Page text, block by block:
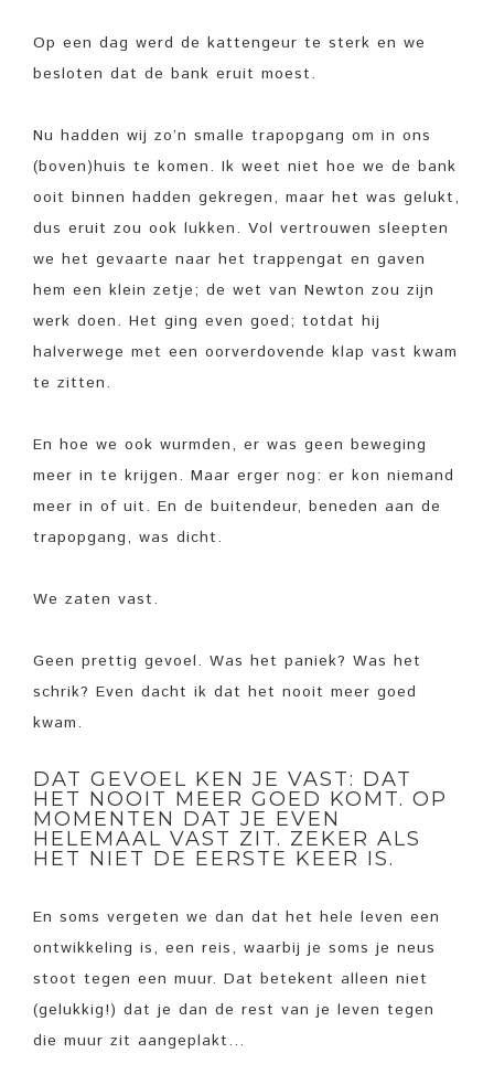
Op een dag werd de kattengeur te sterk en we
besloten dat de bank eruit moest.
Nu hadden wij zo’n smalle trapopgang om in ons
(boven)huis te komen. Ik weet niet hoe we de bank
ooit binnen hadden gekregen, maar het was gelukt,
dus eruit zou ook lukken. Vol vertrouwen sleepten
we het gevaarte naar het trappengat en gaven
hem een klein zetje; de wet van Newton zou zijn
werk doen. Het ging even goed; totdat hij
halverwege met een oorverdovende klap vast kwam
te zitten.
En hoe we ook wurmden, er was geen beweging
meer in te krijgen. Maar erger nog: er kon niemand
meer in of uit. En de buitendeur, beneden aan de
trapopgang, was dicht.
We zaten vast.
Geen prettig gevoel. Was het paniek? Was het
schrik? Even dacht ik dat het nooit meer goed
kwam.
DAT GEVOEL KEN JE VAST: DAT
HET NOOIT MEER GOED KOMT. OP
MOMENTEN DAT JE EVEN
HELEMAAL VAST ZIT. ZEKER ALS
HET NIET DE EERSTE KEER IS.
En soms vergeten we dan dat het hele leven een
ontwikkeling is, een reis, waarbij je soms je neus
stoot tegen een muur. Dat betekent alleen niet
(gelukkig!) dat je dan de rest van je leven tegen
die muur zit aangeplakt…